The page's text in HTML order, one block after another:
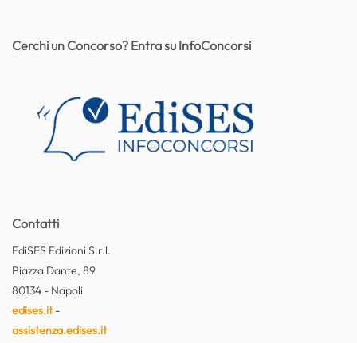
Contatti
EdiSES Edizioni S.r.l.
Piazza Dante, 89
80134 - Napoli
edises.it-
assistenza.edises.it
Cerchi un Concorso? Entra su InfoConcorsi